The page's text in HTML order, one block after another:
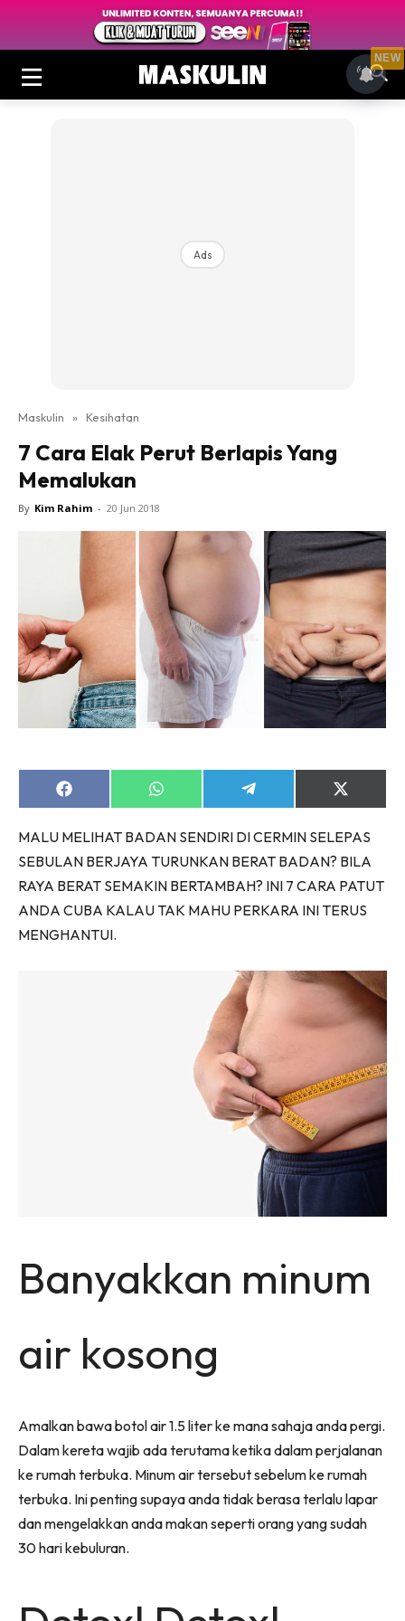
Ads
Maskulin » Kesihatan
7 Cara Elak Perut Berlapis Yang
Memalukan
By Kim Rahim - 20 Jun 2018
Share
on
Share
on
Share
on
Share
on
(Twitter)
MALU MELIHAT BADAN SENDIRI DI CERMIN SELEPAS
SEBULAN BERJAYA TURUNKAN BERAT BADAN? BILA
RAYA BERAT SEMAKIN BERTAMBAH? INI 7 CARA PATUT
ANDA CUBA KALAU TAK MAHU PERKARA INI TERUS
MENGHANTUI.
Banyakkan minum
air kosong
Amalkan bawa botol air 1.5 liter ke mana sahaja anda pergi.
Dalam kereta wajib ada terutama ketika dalam perjalanan
ke rumah terbuka. Minum air tersebut sebelum ke rumah
terbuka. Ini penting supaya anda tidak berasa terlalu lapar
dan mengelakkan anda makan seperti orang yang sudah
30 hari kebuluran.
NEW